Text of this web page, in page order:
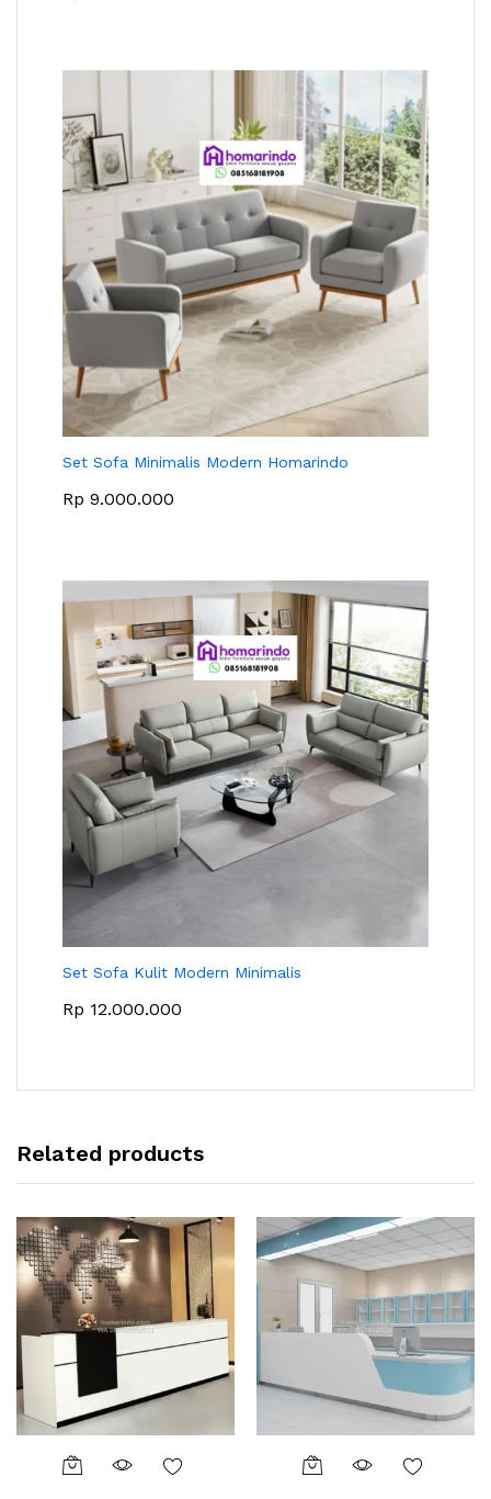
Set Sofa Minimalis Modern Homarindo
Rp 9.000.000
Set Sofa Kulit Modern Minimalis
Rp 12.000.000
Related products